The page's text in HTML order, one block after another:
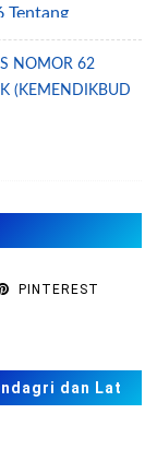
Tentang
Genap Pada
Percepatan
Jabatan
Rokok Di Sekolah
NOMOR 62
(KEMENDIKBUD
PINTEREST
dan Lat